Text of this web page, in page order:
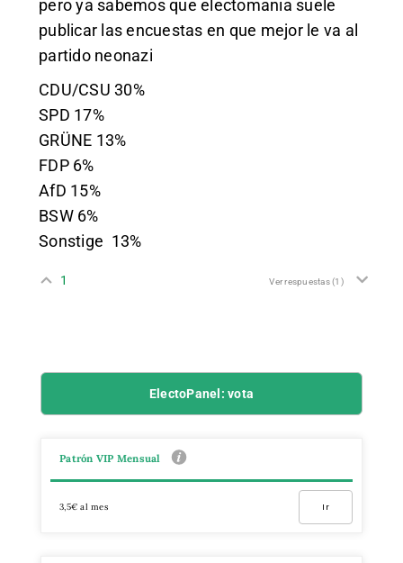
pero ya sabemos que electomania suele
publicar las encuestas en que mejor le va al
partido neonazi
CDU/CSU 30%
SPD 17%
GRÜNE 13%
FDP6%
AfD 15%
BSW6%
Sonstige 13%
1 Ver respuestas(1)
ElectoPanel: vota
Patrón VIP Mensual
3,5€ al mes Ir